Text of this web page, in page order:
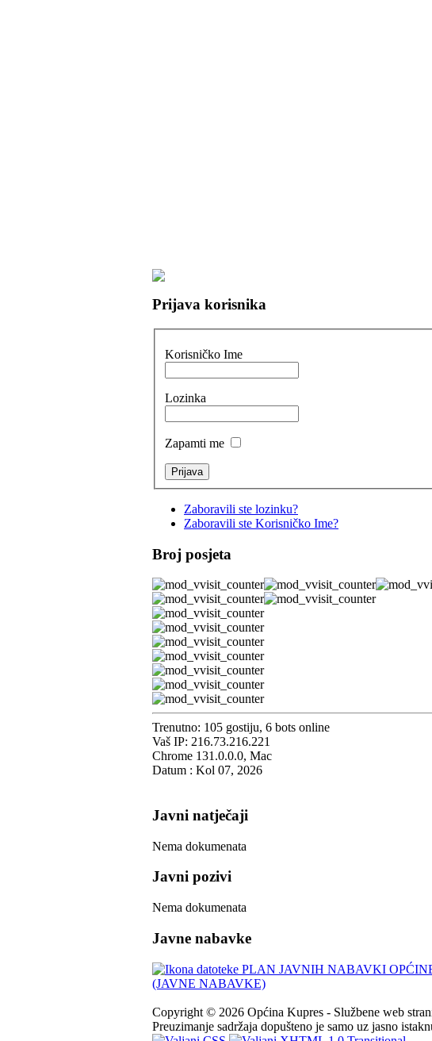
Prijava korisnika
Korisničko Ime
Lozinka
Zapamti me
Zaboravili ste lozinku?
Zaboravili ste Korisničko Ime?
Broj posjeta
Trenutno: 105 gostiju, 6 bots online
Vaš IP: 216.73.216.221
Chrome 131.0.0.0, Mac
Datum : Kol 07, 2026
Javni natječaji
Nema dokumenata
Javni pozivi
Nema dokumenata
Javne nabavke
PLAN JAVNIH NABAVKI
(JAVNE NABAVKE)
Copyright © 2026 Općina Kupres - Službene web
Preuzimanje sadržaja dopušteno je samo uz jasno